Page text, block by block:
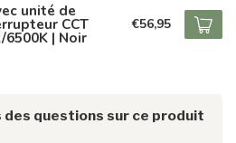
unité de
CCT
6500K | Noir
€56,95
des questions sur ce produit